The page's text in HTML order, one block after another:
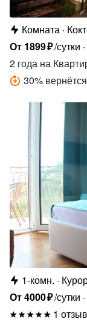
Комната
От 1899₽/сутки
2 года на
30%
1-комн.
От4000₽/сутки
1 отзыв